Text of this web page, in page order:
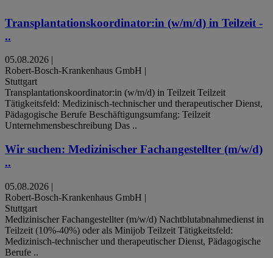
Transplantationskoordinator:in (w/m/d) in Teilzeit -
..
05.08.2026 |
Robert-Bosch-Krankenhaus GmbH |
Stuttgart
Transplantationskoordinator:in (w/m/d) in Teilzeit Teilzeit
Tätigkeitsfeld: Medizinisch-technischer und therapeutischer Dienst,
Pädagogische Berufe Beschäftigungsumfang: Teilzeit
Unternehmensbeschreibung Das ..
Wir suchen: Medizinischer Fachangestellter (m/w/d)
..
05.08.2026 |
Robert-Bosch-Krankenhaus GmbH |
Stuttgart
Medizinischer Fachangestellter (m/w/d) Nachtblutabnahmedienst in
Teilzeit (10%-40%) oder als Minijob Teilzeit Tätigkeitsfeld:
Medizinisch-technischer und therapeutischer Dienst, Pädagogische
Berufe ..